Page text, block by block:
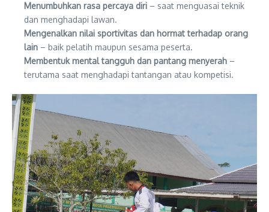
Menumbuhkan rasa percaya diri – saat menguasai teknik
dan menghadapi lawan.
Mengenalkan nilai sportivitas dan hormat terhadap orang
lain – baik pelatih maupun sesama peserta.
Membentuk mental tangguh dan pantang menyerah –
terutama saat menghadapi tantangan atau kompetisi.